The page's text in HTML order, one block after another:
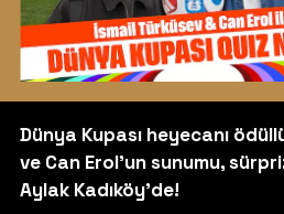
Dünya Kupası heyecanı
ve Can Erol'un sunumu,
Aylak Kadıköy'de!